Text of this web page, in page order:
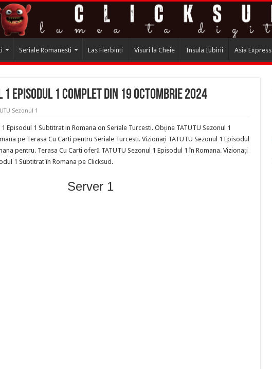
Seriale Romanesti Las Fierbinti Visuri la Cheie Insula Iubirii Asia Express
1 Episodul 1 Complet din 19 Octombrie 2024
Sezonul 1
Episodul 1 Subtitrat in Romana on Seriale Turcesti. Obține TATUTU Sezonul 1
pe Terasa Cu Carti pentru Seriale Turcesti. Vizionați TATUTU Sezonul 1 Episodul
pentru. Terasa Cu Carti oferă TATUTU Sezonul 1 Episodul 1 în Romana. Vizionați
1 Subtitrat în Romana pe Clicksud .
Server 1